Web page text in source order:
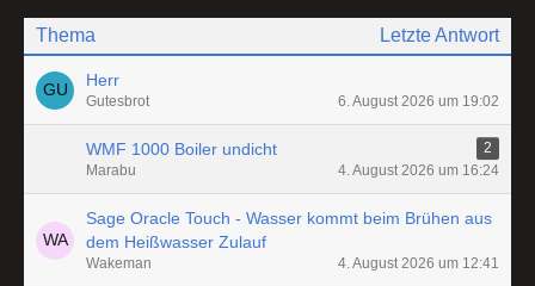
Thema Letzte Antwort
Herr
Gutesbrot 6. August 2026 um 19:02
WMF 1000 Boiler undicht
2
Marabu
4. August 2026 um 16:24
Sage Oracle Touch - Wasser kommt beim Brühen aus
dem Heißwasser Zulauf
Wakeman 4. August 2026 um 12:41